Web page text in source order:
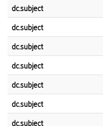
dc.subject
dc.subject
dc.subject
dc.subject
dc.subject
dc.subject
dc.subject